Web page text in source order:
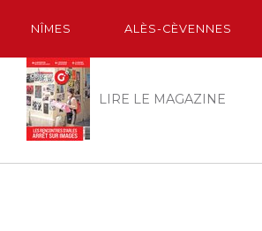
NÎMES ALÈS-CÈVENNES
LIRE LE MAGAZINE